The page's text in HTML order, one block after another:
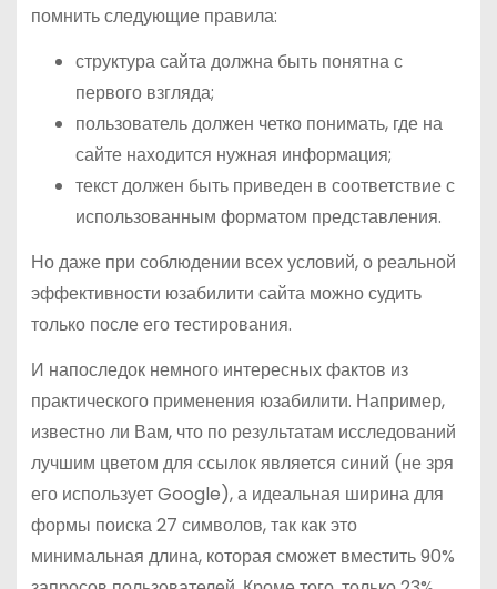
помнить следующие правила:
структура сайта должна быть понятна с
первого взгляда;
пользователь должен четко понимать, где на
сайте находится нужная информация;
текст должен быть приведен в соответствие с
использованным форматом представления.
Но даже при соблюдении всех условий, о реальной
эффективности юзабилити сайта можно судить
только после его тестирования.
И напоследок немного интересных фактов из
практического применения юзабилити. Например,
известно ли Вам, что по результатам исследований
лучшим цветом для ссылок является синий (не зря
его использует Google), а идеальная ширина для
формы поиска 27 символов, так как это
минимальная длина, которая сможет вместить 90%